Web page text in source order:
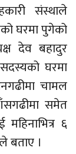
संस्थाले
घरमा पुगेको
देव बहादुर
घरमा
चामल
समेत
६
बताए ।